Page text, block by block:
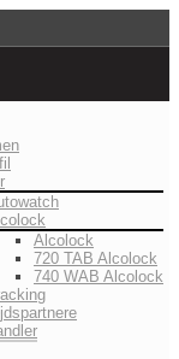
Alcolock
720 TAB Alcolock
740 WAB Alcolock